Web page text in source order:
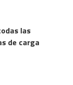
las
de carga